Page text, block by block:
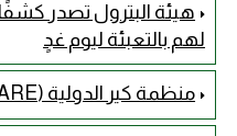
هيئة البترول تصدر
لهم بالتعبئة ليوم غدٍ
منظمة كير الدولية (CARE) تُعلن عن وظائف شاغرة